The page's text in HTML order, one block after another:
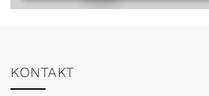
KONTAKT